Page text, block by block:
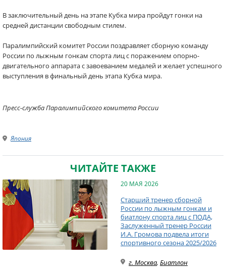
В заключительный день на этапе Кубка мира пройдут гонки на
средней дистанции свободным стилем.
Паралимпийский комитет России поздравляет сборную команду
России по лыжным гонкам спорта лиц с поражением опорно-
двигательного аппарата с завоеванием медалей и желает успешного
выступления в финальный день этапа Кубка мира.
Пресс-служба Паралимпийского комитета России
Япония
ЧИТАЙТЕ ТАКЖЕ
20 МАЯ 2026
Старший тренер сборной
России по лыжным гонкам и
биатлону спорта лиц с ПОДА,
Заслуженный тренер России
И.А. Громова подвела итоги
спортивного сезона 2025/2026
г. Москва, Биатлон